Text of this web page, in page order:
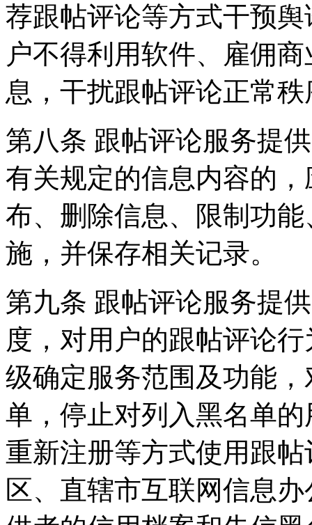
荐跟帖评论等方式干预
户不得利用软件、雇佣
息，干扰跟帖评论正常
第八条 跟帖评论服务提
有关规定的信息内容的
布、删除信息、限制功
施，并保存相关记录。
第九条 跟帖评论服务提
度，对用户的跟帖评论
级确定服务范围及功能
单，停止对列入黑名单
重新注册等方式使用跟
区、直辖市互联网信息